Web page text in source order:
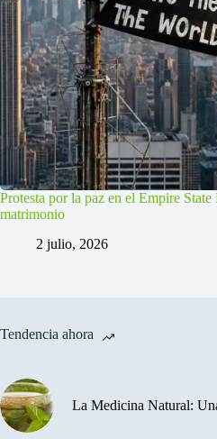
Protesta por la paz en el Empire
matrimonio
2 julio, 2026
Tendencia ahora
La Medicina Natural: